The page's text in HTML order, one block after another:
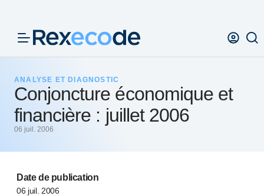
ANALYSE ET DIAGNOSTIC
Conjoncture économique et
financière : juillet 2006
06 juil. 2006
Date de publication
06 juil. 2006